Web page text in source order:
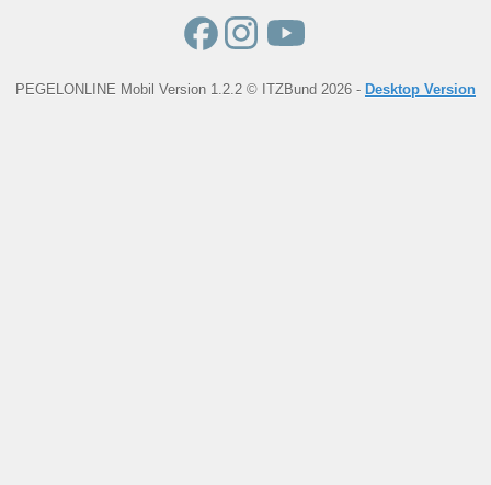
PEGELONLINE Mobil Version 1.2.2 © ITZBund 2026 - Desktop Version